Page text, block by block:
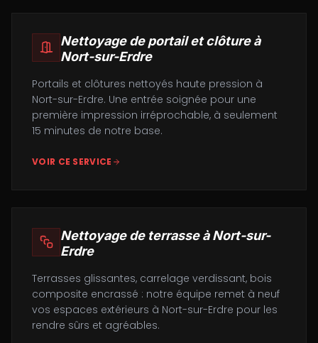
Nettoyage de portail et clôtureà
Nort-sur-Erdre
Portails et clôtures nettoyés haute pression à
Nort-sur-Erdre. Une entrée soignée pour une
première impression irréprochable, à seulement
15 minutes de notre base.
VOIR CE SERVICE
Nettoyage de terrasseàNort-sur-
Erdre
Terrasses glissantes, carrelage verdissant, bois
composite encrassé : notre équipe remet à neuf
vos espaces extérieurs à Nort-sur-Erdre pour les
rendre sûrs et agréables.